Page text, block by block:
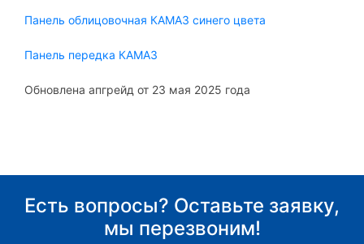
Панель облицовочная КАМАЗ синего цвета
Панель передка КАМАЗ
Обновлена апгрейд от 23 мая 2025 года
Есть вопросы? Оставьте заявку,
мы перезвоним!